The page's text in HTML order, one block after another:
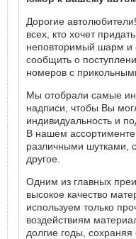
Дорогие
всех, кто хочет
неповторимый шарм и
сообщить о
номеров с
Мы отобрали самые
надписи, чтобы Вы
индивидуальность и
В нашем
различными
другое.
Одним из главных
высокое качество
используем только
воздействиям
долгие годы,